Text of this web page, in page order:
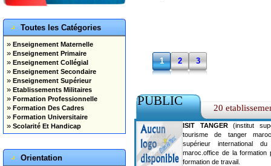
Toutes les Catégories
» Enseignement Maternelle
» Enseignement Primaire
» Enseignement Collégial
» Enseignement Secondaire
» Enseignement Supérieur
» Etablissements Militaires
» Formation Professionnelle
» Formation Des Cadres
» Formation Universitaire
» Scolarité Et Handicap
Orientation
1 2 3
PUBLIC 20
ISIT TANGER(institut
tourisme de tanger
supérieur international
maroc.office de la formation
formation de travail.